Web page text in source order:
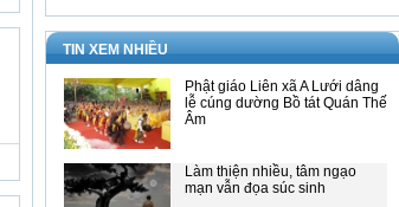
TIN XEM NHIỀU
Phật giáo Liên xã A Lưới dâng
lễ cúng dường Bồ tát Quán Thế
Âm
Làm thiện nhiều, tâm ngạo
mạn vẫn đọa súc sinh